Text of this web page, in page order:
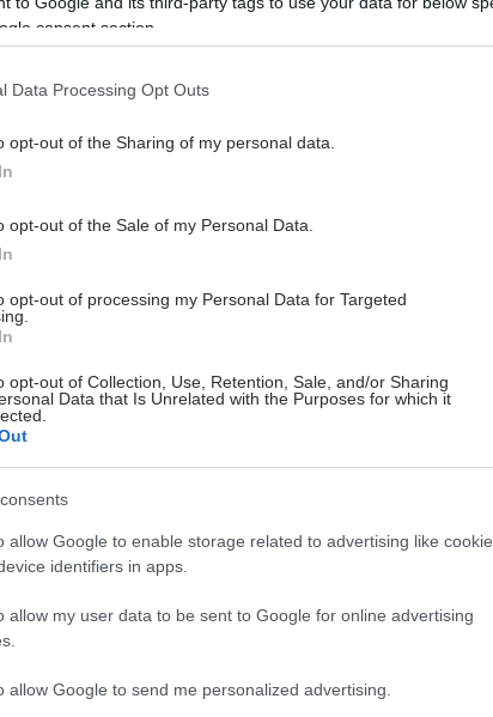
consent section.
Data Processing Opt Outs
opt-out of the Sharing of my personal data.
opt-out of the Sale of my Personal Data.
opt-out of processing my Personal Data for Targeted
opt-out of Collection, Use, Retention, Sale, and/or Sharing
Data that Is Unrelated with the Purposes for which it
allow Google to enable storage related to advertising like
identifiers in apps.
allow my user data to be sent to Google for online advertising
allow Google to send me personalized advertising.